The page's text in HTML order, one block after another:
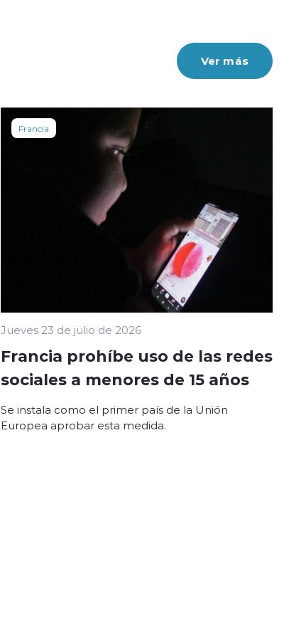
Ver más
Francia
Jueves 23 de julio de 2026
Francia prohíbe uso de las redes
sociales a menores de 15 años
Se instala como el primer país de la Unión
Europea aprobar esta medida.